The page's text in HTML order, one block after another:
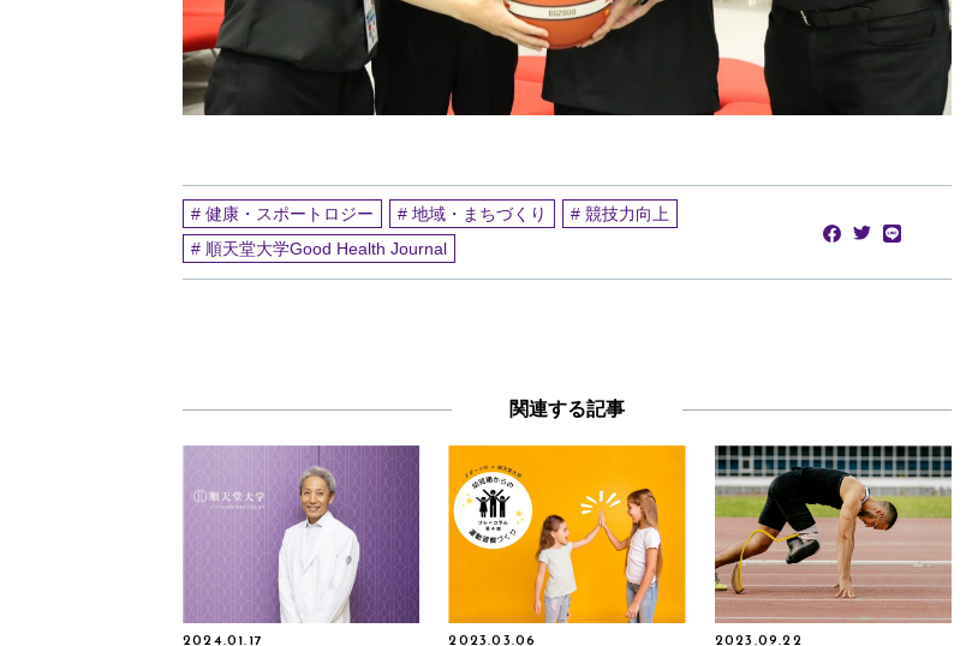
# 健康・スポートロジー # 地域・まちづくり
# 競技力向上
# 順天堂大学Good Health Journal
関連する記事
2024.01.17 2023.03.06 2023.09.22